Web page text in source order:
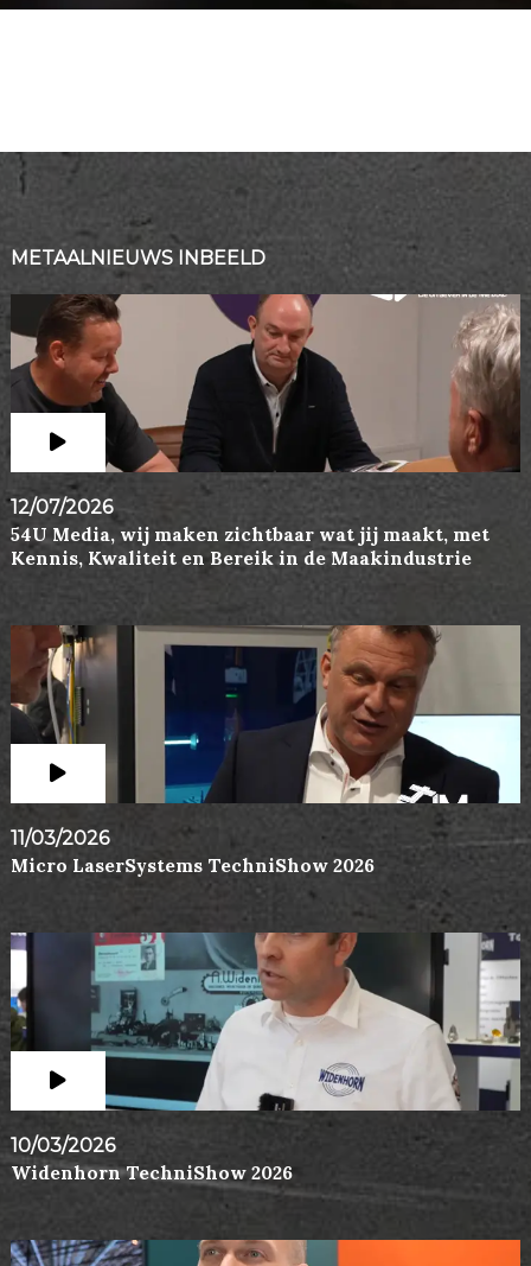
METAALNIEUWS INBEELD
12/07/2026
54U Media, wij maken zichtbaar wat jij maakt, met
Kennis, Kwaliteit en Bereik in de Maakindustrie
11/03/2026
Micro LaserSystems TechniShow 2026
10/03/2026
Widenhorn TechniShow 2026